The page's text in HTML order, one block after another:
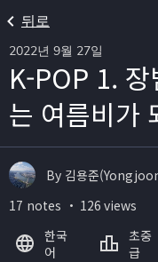
뒤로
2022년 9월 27일
K-POP 1.
는 여름비가
By 김용준
17 notes ・ 126 views
한국
어
초중
급